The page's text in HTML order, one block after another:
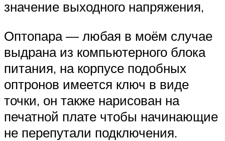
значение выходного напряжения,
Оптопара — любая в моём случае
выдрана из компьютерного блока
питания, на корпусе подобных
оптронов имеется ключ в виде
точки, он также нарисован на
печатной плате чтобы начинающие
не перепутали подключения.